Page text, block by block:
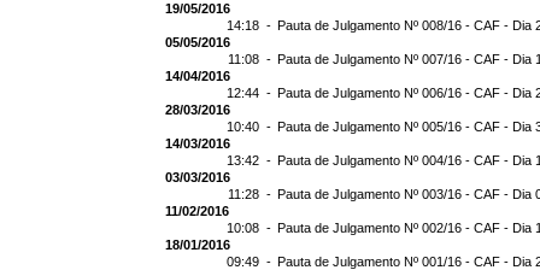
19/05/2016
14:18 - Pauta de Julgamento Nº 008/16 - CAF - Dia
05/05/2016
11:08 - Pauta de Julgamento Nº 007/16 - CAF - Dia
14/04/2016
12:44 - Pauta de Julgamento Nº 006/16 - CAF - Dia
28/03/2016
10:40 - Pauta de Julgamento Nº 005/16 - CAF - Dia
14/03/2016
13:42 - Pauta de Julgamento Nº 004/16 - CAF - Dia
03/03/2016
11:28 - Pauta de Julgamento Nº 003/16 - CAF - Dia
11/02/2016
10:08 - Pauta de Julgamento Nº 002/16 - CAF - Dia
18/01/2016
09:49 - Pauta de Julgamento Nº 001/16 - CAF - Dia